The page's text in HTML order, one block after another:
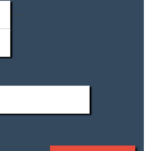
—